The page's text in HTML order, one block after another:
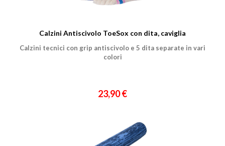
Voglio ricevere comunicazioni su corsi, eventi, prodotti e novità di
Calzini Antiscivolo ToeSox con dita, caviglia
Calzini tecnici con grip antiscivolo e 5 dita separate in vari
colori
23,90 €